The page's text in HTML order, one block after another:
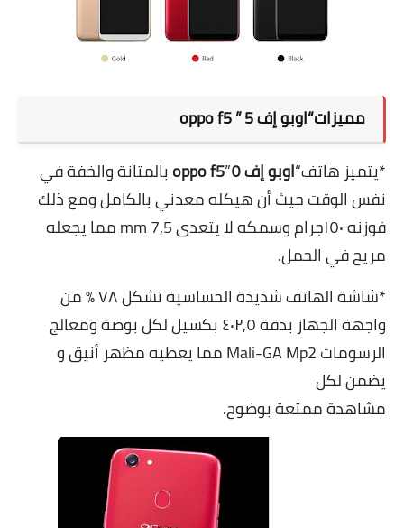
مميزات“اوبو إف 5 ” oppo f5
*يتميز ھاتف“اوبو إف ٥ ”
oppo f5 بالمتانة والخفة في
نفس الوقت حيث أن ھيكله معدني بالكامل ومع ذلك
فوزنه ١٥٠جرام وسمكه لا يتعدى 7٫5
mmمما يجعله
مريح في الحمل.
*شاشة الھاتف شديدة الحساسية تشكل ٧٨ % من
واجھة الجھاز بدقة ٤٠٢٫٥ بكسيل لكل بوصة ومعالج
الرسومات Mali-GA Mp2 مما يعطيه مظھر أنيق و
يضمن لكل
مشاھدة ممتعة بوضوح.